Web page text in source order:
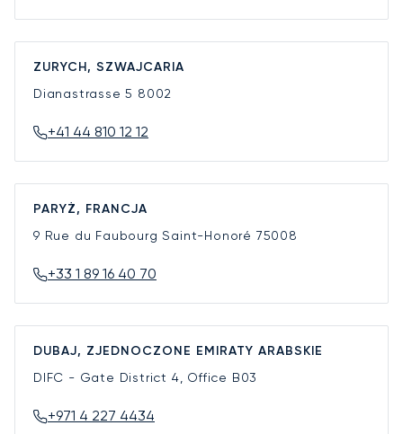
ZURYCH, SZWAJCARIA
Dianastrasse 5 8002
+41 44 810 12 12
PARYŻ, FRANCJA
9 Rue du Faubourg Saint-Honoré 75008
+33 1 89 16 40 70
DUBAJ, ZJEDNOCZONE EMIRATY ARABSKIE
DIFC - Gate District 4, Office B03
+971 4 227 4434